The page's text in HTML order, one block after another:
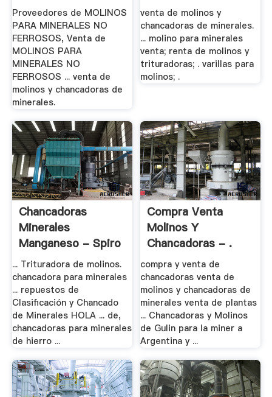
Proveedores de MOLINOS
PARA MINERALES NO
FERROSOS, Venta de
MOLINOS PARA
MINERALES NO
FERROSOS ... venta de
molinos y chancadoras de
minerales.
venta de molinos y
chancadoras de minerales.
... molino para minerales
venta; renta de molinos y
trituradoras; . varillas para
molinos; .
Chancadoras
Minerales
Manganeso - Spiro
... Trituradora de molinos.
chancadora para minerales
... repuestos de
Clasificación y Chancado
de Minerales HOLA ... de,
chancadoras para minerales
de hierro ...
Compra Venta
Molinos Y
Chancadoras - .
compra y venta de
chancadoras venta de
molinos y chancadoras de
minerales venta de plantas
... Chancadoras y Molinos
de Gulin para la miner a
Argentina y ...